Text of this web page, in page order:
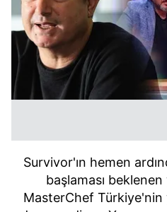
almak için lütfentıklayınız.
Survivor'ın hemen
başlaması beklenen
MasterChef Türkiye'nin